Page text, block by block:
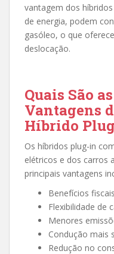
vantagem dos
de energia, podem
gasóleo, o que
deslocação.
Quais São
Vantagens
Híbrido
Os híbridos plug-in
elétricos e dos carros
principais vantagens
Benefícios
Flexibilidade de
Menores
Condução mais
Redução no